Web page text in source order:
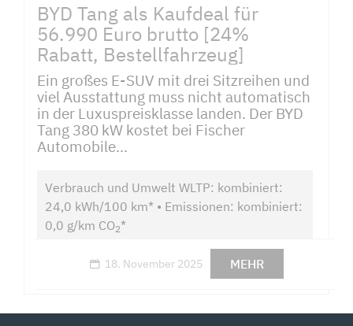
BYD Tang als Kaufdeal für
56.990 Euro brutto [24%
Rabatt, Bestellfahrzeug]
Ein großes E-SUV mit drei Sitzreihen und
viel Ausstattung muss nicht automatisch
in der Luxuspreisklasse landen. Der BYD
Tang 380 kW kostet bei Fischer
Automobile...
Verbrauch und Umwelt WLTP: kombiniert:
24,0 kWh/100 km* • Emissionen: kombiniert:
0,0 g/km CO2*
18. November 2025 MEHR